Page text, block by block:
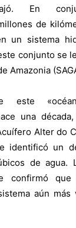
En
de
un sistema
conjunto se
Amazonia
este
una
Alter do
identificó un
de agua.
confirmó
aún más